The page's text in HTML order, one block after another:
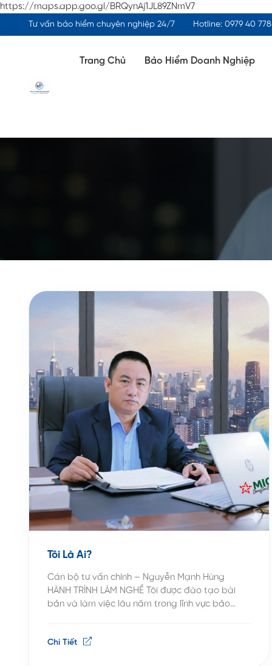
https://maps.app.goo.gl/BRQynAj1JL89ZNmV7
Tư vấn bảo hiểm chuyên nghiệp 24/7 Hotline: 0979 40
Trang Chủ Bảo Hiểm Doanh Nghiệp
Tôi Là Ai?
Cán bộ tư vấn chính – Nguyễn Mạnh Hùng
HÀNH TRÌNH LÀM NGHỀ Tôi được đào tạo bài
bản và làm việc lâu năm trong lĩnh vực bảo
lĩnh vực bảo hiểm phi nhân thọ và […]
Chi Tiết